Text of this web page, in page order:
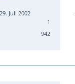
Juli 2002
1
942